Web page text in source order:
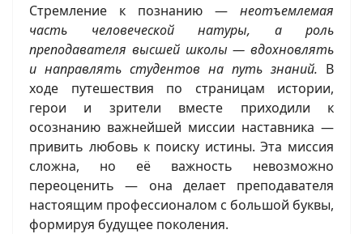
Стремление к познанию — неотъемлемая
часть человеческой натуры, а роль
преподавателя высшей школы — вдохновлять
и направлять студентов на путь знаний. В
ходе путешествия по страницам истории,
герои и зрители вместе приходили к
осознанию важнейшей миссии наставника —
привить любовь к поиску истины. Эта миссия
сложна, но её важность невозможно
переоценить — она делает преподавателя
настоящим профессионалом с большой буквы,
формируя будущее поколения.